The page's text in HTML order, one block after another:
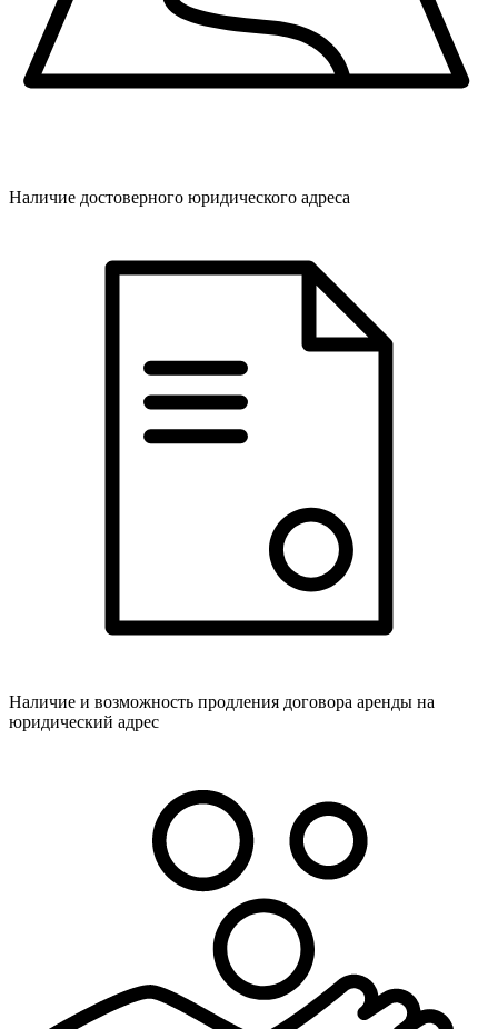
Наличие достоверного юридического адреса
Наличие и возможность продления договора аренды на
юридический адрес